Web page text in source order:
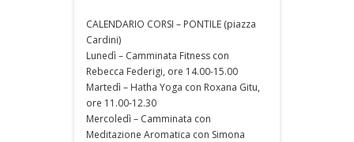
CALENDARIO CORSI – PONTILE (piazza
Cardini)
Lunedì – Camminata Fitness con
Rebecca Federigi, ore 14.00-15.00
Martedì – Hatha Yoga con Roxana Gitu,
ore 11.00-12.30
Mercoledì – Camminata con
Meditazione Aromatica con Simona